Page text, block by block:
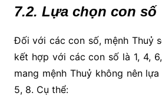
7.2. Lựa chọn con số
Đối với các con số, mệnh Thuỷ
kết hợp với các con số là 1, 4,
mang mệnh Thuỷ không nên
5, 8. Cụ thể: